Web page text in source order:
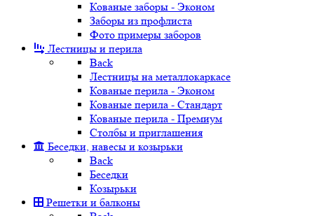
Кованые заборы - Эконом
Заборы из профлиста
Фото примеры заборов
Лестницы и перила
Back
Лестницы на металлокаркасе
Кованые перила - Эконом
Кованые перила - Стандарт
Кованые перила - Премиум
Столбы и приглашения
Беседки, навесы и козырьки
Back
Беседки
Козырьки
Решетки и балконы